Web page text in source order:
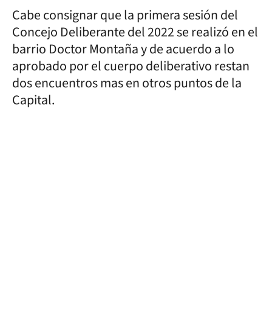
Cabe consignar que la primera sesión del
Concejo Deliberante del 2022 se realizó en el
barrio Doctor Montaña y de acuerdo a lo
aprobado por el cuerpo deliberativo restan
dos encuentros mas en otros puntos de la
Capital.